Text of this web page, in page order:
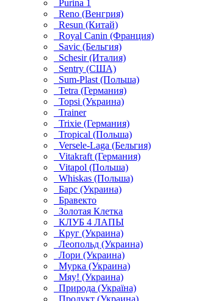
Purina 1
Reno (Венгрия)
Resun (Китай)
Royal Canin (Франция)
Savic (Бельгия)
Schesir (Италия)
Sentry (США)
Sum-Plast (Польша)
Tetra (Германия)
Topsi (Украина)
Trainer
Trixie (Германия)
Tropical (Польша)
Versele-Laga (Бельгия)
Vitakraft (Германия)
Vitapol (Польша)
Whiskas (Польша)
Барс (Украина)
Бравекто
Золотая Клетка
КЛУБ 4 ЛАПЫ
Круг (Украина)
Леопольд (Украина)
Лори (Украина)
Мурка (Украина)
Мяу! (Украина)
Природа (Україна)
Продукт (Украина)